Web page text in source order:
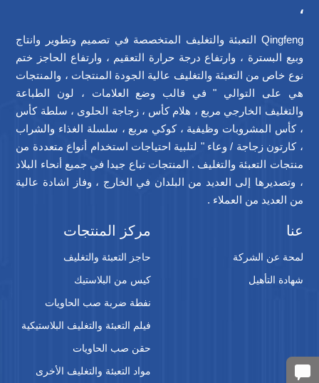
،
Qingfeng التعبئة والتغليف المتخصصة في تصميم وتطوير وانتاج
وبيع البسترة ، وارتفاع درجة حرارة التعقيم ، وارتفاع الحاجز ختم
نوع خاص من التعبئة والتغليف عالية الجودة المنتجات ، والمنتجات
هي على التوالي " في قالب وضع العلامات ، لون الطباعة
والتغليف الخارجي مربع ، هلام كأس ، زجاجة الحلوى ، سلطة كأس
، كأس المشروبات وظيفية ، كوكي مربع ، سلسلة الغذاء والشراب
، كارتون زجاجة / وعاء " لتلبية احتياجات استخدام أنواع متعددة من
منتجات التعبئة والتغليف . المنتجات تباع جيدا في جميع أنحاء البلاد
، وتصديرها إلى العديد من البلدان في الخارج ، وفاز اشادة عالية
من العديد من العملاء .
عنا
لمحة عن الشركة
شهادة التأهيل
مركز المنتجات
حاجز التعبئة والتغليف
كيس من البلاستيك
نفطة ضربة صب الحاويات
فيلم التعبئة والتغليف البلاستيكية
حقن صب الحاويات
مواد التعبئة والتغليف الأخرى